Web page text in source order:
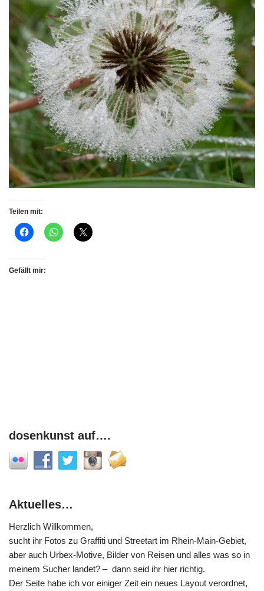
Teilen mit:
Gefällt mir:
dosenkunst auf….
Aktuelles…
Herzlich Willkommen,
sucht ihr Fotos zu Graffiti und Streetart im Rhein-Main-Gebiet,
aber auch Urbex-Motive, Bilder von Reisen und alles was so in
meinem Sucher landet? – dann seid ihr hier richtig.
Der Seite habe ich vor einiger Zeit ein neues Layout verordnet,